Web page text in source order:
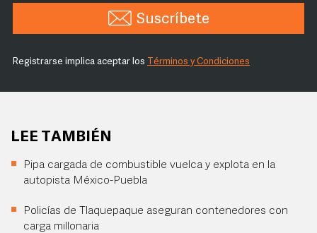
Suscríbete
Registrarse implica aceptar los Términos y Condiciones
LEE TAMBIÉN
Pipa cargada de combustible vuelca y explota en la
autopista México-Puebla
Policías de Tlaquepaque aseguran contenedores con
carga millonaria